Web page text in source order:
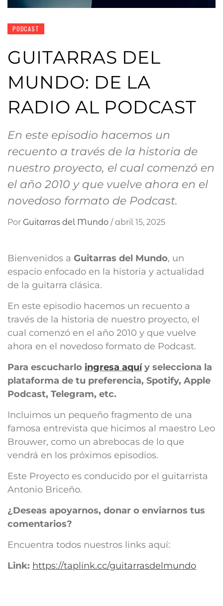
PODCAST
GUITARRAS DEL
MUNDO: DE LA
RADIO AL PODCAST
En este episodio hacemos un
recuento a través de la historia de
nuestro proyecto, el cual comenzó en
el año 2010 y que vuelve ahora en el
novedoso formato de Podcast.
Por Guitarras del Mundo / abril 15, 2025
Bienvenidos a Guitarras del Mundo, un
espacio enfocado en la historia y actualidad
de la guitarra clásica.
En este episodio hacemos un recuento a
través de la historia de nuestro proyecto, el
cual comenzó en el año 2010 y que vuelve
ahora en el novedoso formato de Podcast.
Para escucharlo ingresa aquíy selecciona la
plataforma de tu preferencia, Spotify, Apple
Podcast, Telegram, etc.
Incluimos un pequeño fragmento de una
famosa entrevista que hicimos al maestro Leo
Brouwer, como un abrebocas de lo que
vendrá en los próximos episodios.
Este Proyecto es conducido por el guitarrista
Antonio Briceño.
¿Deseas apoyarnos, donar o enviarnos tus
comentarios?
Encuentra todos nuestros links aquí:
Link: https://taplink.cc/guitarrasdelmundo